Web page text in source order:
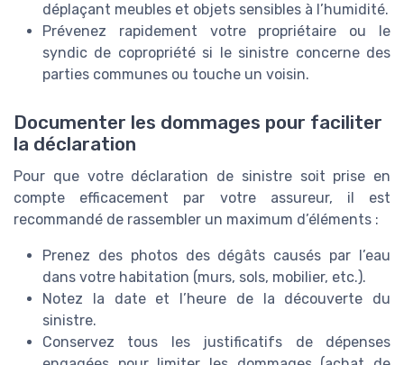
déplaçant meubles et objets sensibles à l’humidité.
Prévenez rapidement votre propriétaire ou le
syndic de copropriété si le sinistre concerne des
parties communes ou touche un voisin.
Documenter les dommages pour faciliter
la déclaration
Pour que votre déclaration de sinistre soit prise en
compte efficacement par votre assureur, il est
recommandé de rassembler un maximum d’éléments :
Prenez des photos des dégâts causés par l’eau
dans votre habitation (murs, sols, mobilier, etc.).
Notez la date et l’heure de la découverte du
sinistre.
Conservez tous les justificatifs de dépenses